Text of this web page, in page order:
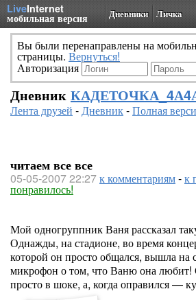
LiveInternet
мобильная версия Дневники Личка
Вы были перенаправлены на
страницы. Вернуться!
Авторизация
Дневник
Лента друзей -Дневник-Полная
читаем все все
05-05-2007 22:27к комментариям-к
понравилось!
Мой одногруппник Ваня рассказал
Однажды, на стадионе, во время
которой он просто общался, вышла на
микрофон о том, что Ваню она любит!
просто в шоке, а, когда оправился —